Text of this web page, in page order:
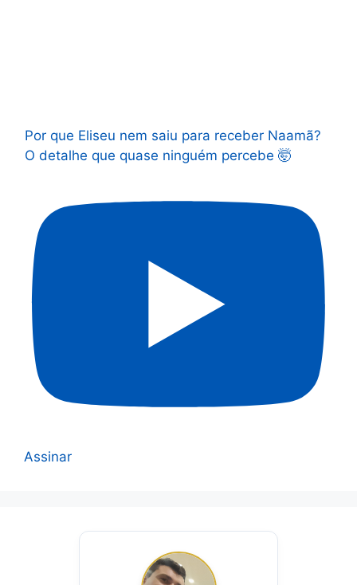
Por que Eliseu nem saiu para receber Naamã?
O detalhe que quase ninguém percebe 🤯
Assinar